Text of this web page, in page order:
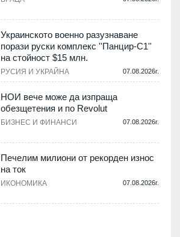
Украинското военно разузнаване
порази руски комплекс ''Панцир-С1''
на стойност $15 млн.
РУСИЯ И УКРАЙНА 07.08.2026г.
НОИ вече може да изпраща
обезщетения и по Revolut
БИЗНЕС И ФИНАНСИ 07.08.2026г.
Печелим милиони от рекорден износ
на ток
ИКОНОМИКА 07.08.2026г.